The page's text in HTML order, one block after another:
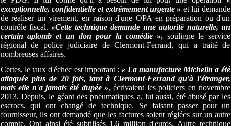
exceptionnelle, confidentielle et extrêmement urgente » et lui demande
de réaliser un virement, en raison d'une OPA en préparation ou d'un
contrôle fiscal. «Cette technique demande une autorité naturelle, un
certain aplomb et un don pour la comédie », souligne le service
régional de police judiciaire de Clermont-Ferrand, qui a traité de
nombreuses affaires.
Certes, le taux d'échec est impor­tant : « La manufacture Michelin a été
attaquée plus de 20 fois, tant à Clermont-Ferrand qu'à l'étranger,
mais elle n'a jamais été dupée », écrivaient les policiers en novembre
2013. Depuis, le géant des pneuma­tiques a, lui aussi, été abusé par les
escrocs, qui ont changé de tech­nique. Se faisant passer pour un
fournisseur, ils ont demandé que les factures soient réglées sur un autre
compte. Ont ainsi été subtilisés 1,6 million d'euros. Autre technique